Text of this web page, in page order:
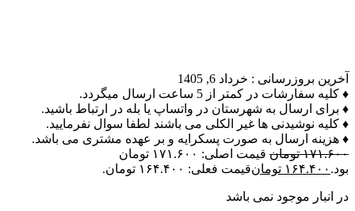
آخرین بروزرسانی : خرداد 6, 1405
♦ کلیه سفارشات در کمتر از 5 ساعت ارسال میگردد.
♦ برای ارسال به شهرستان در واتساپ یا بله در ارتباط باشید.
♦ کلیه نوشیدنی ها غیر الکلی می باشند لطفا سوال نفرمایید.
♦ هزینه ارسال به صورت پسکرایه و بر عهده مشتری می باشد.
۱۷۱.۶۰۰ تومان
قیمت اصلی: ۱۷۱.۶۰۰ تومان
بود. ۱۶۴.۴۰۰ تومانقیمت فعلی: ۱۶۴.۴۰۰ تومان.
در انبار موجود نمی باشد